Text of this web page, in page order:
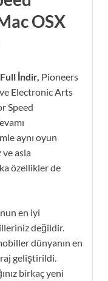
OSX
İndir, Pioneers
Electronic Arts
Speed
aynı oyun
ve asla
özellikler de
en iyi
değildir.
dünyanın en
geliştirildi.
birkaç yeni